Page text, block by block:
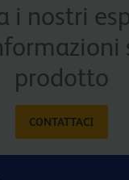
i nostri
prodotto
CONTATTACI